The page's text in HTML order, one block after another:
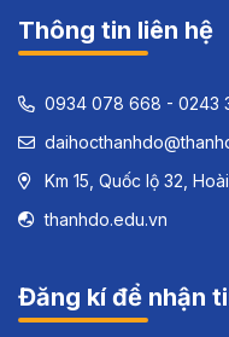
Thông tin liên hệ
0934 078 668 - 0243
Km 15, Quốc lộ 32,
thanhdo.edu.vn
Đăng kí để nhận